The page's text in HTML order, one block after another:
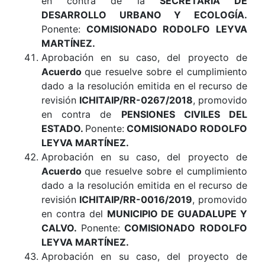
DESARROLLO URBANO Y ECOLOGÍA.
Ponente: COMISIONADO RODOLFO LEYVA
MARTÍNEZ.
Aprobación en su caso, del proyecto de
Acuerdoque resuelve sobre el cumplimiento
dado a la resolución emitida en el recurso de
revisión ICHITAIP/RR-0267/2018, promovido
en contra de PENSIONES CIVILES DEL
ESTADO. Ponente: COMISIONADO RODOLFO
LEYVA MARTÍNEZ.
Aprobación en su caso, del proyecto de
Acuerdoque resuelve sobre el cumplimiento
dado a la resolución emitida en el recurso de
revisión ICHITAIP/RR-0016/2019, promovido
en contra del MUNICIPIO DE GUADALUPE Y
CALVO. Ponente:COMISIONADO RODOLFO
LEYVA MARTÍNEZ.
Aprobación en su caso, del proyecto de